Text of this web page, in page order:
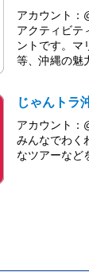
アカウント：
アクティビテ
ントです。マ
等、沖縄の魅
じゃんトラ
アカウント：
みんなでわく
なツアーなど